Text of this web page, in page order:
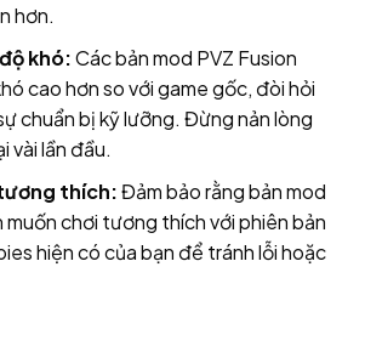
hơn.
khó:Các bản mod PVZ Fusion
cao hơn so với game gốc, đòi hỏi
chuẩn bị kỹ lưỡng. Đừng nản lòng
vài lần đầu.
thích:Đảm bảo rằng bản mod
muốn chơi tương thích với phiên bản
hiện có của bạn để tránh lỗi hoặc